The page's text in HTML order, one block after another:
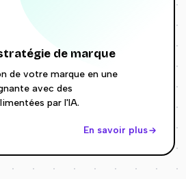
de marque
de votre marque en une
avec des
par l'IA.
En savoir plus